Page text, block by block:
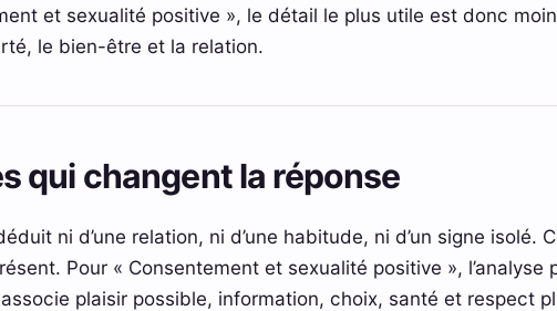
et sexualité positive », le détail le plus utile est donc
le bien-être et la relation.
qui changent la réponse
ni d’une relation, ni d’une habitude, ni d’un signe isolé.
Pour « Consentement et sexualité positive »,
plaisir possible, information, choix, santé et respect